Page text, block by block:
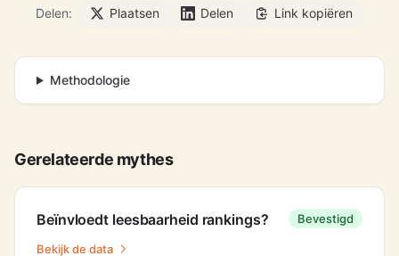
Delen: Plaatsen Delen Link kopiëren
Methodologie
Gerelateerde mythes
Beïnvloedt leesbaarheid rankings? Bevestigd
Bekijk de data